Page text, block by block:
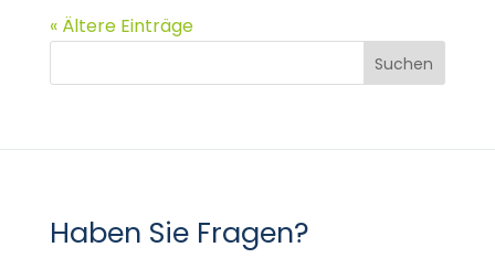
« Ältere Einträge
Suchen
Haben Sie Fragen?